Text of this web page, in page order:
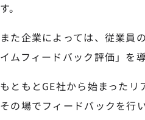
す。
また企業によっては、従業員
イムフィードバック評価」を
もともとGE社から始まった
その場でフィードバックを行